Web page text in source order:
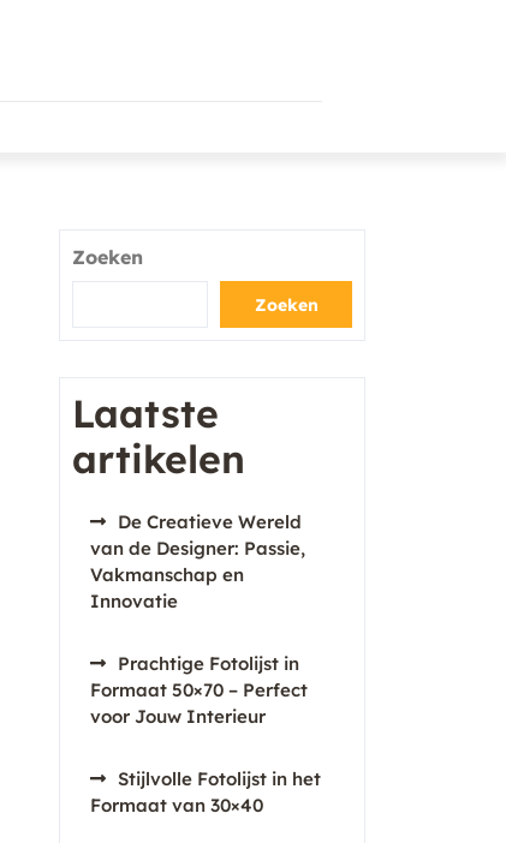
Zoeken
Zoeken
Laatste
artikelen
De Creatieve Wereld
van de Designer: Passie,
Vakmanschap en
Innovatie
Prachtige Fotolijst in
Formaat 50×70 – Perfect
voor Jouw Interieur
Stijlvolle Fotolijst in het
Formaat van 30×40